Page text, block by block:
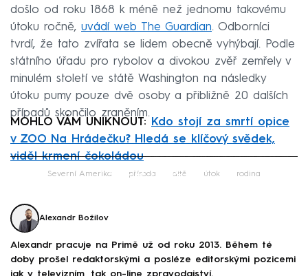
došlo od roku 1868 k méně než jednomu takovému
útoku ročně, uvádí web The Guardian. Odborníci
tvrdí, že tato zvířata se lidem obecně vyhýbají. Podle
státního úřadu pro rybolov a divokou zvěř zemřely v
minulém století ve státě Washington na následky
útoku pumy pouze dvě osoby a přibližně 20 dalších
případů skončilo zraněním.
MOHLO VÁM UNIKNOUT: Kdo stojí za smrtí opice
v ZOO Na Hrádečku? Hledá se klíčový svědek,
viděl krmení čokoládou
Failed to fetch
Severní Amerika příroda dítě útok rodina
Alexandr Božilov
Alexandr pracuje na Primě už od roku 2013. Během té
doby prošel redaktorskými a posléze editorskými pozicemi
jak v televizním, tak on-line zpravodajství.